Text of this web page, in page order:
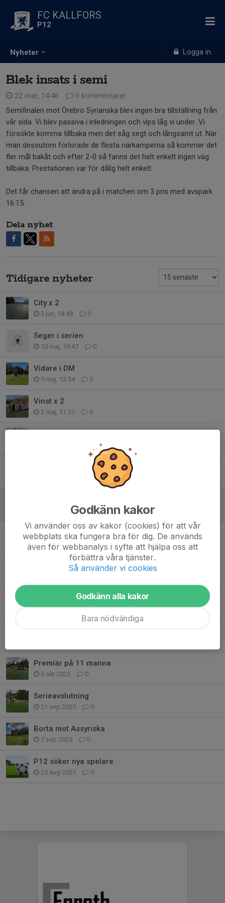
Nyheter Logga in
FC KALLFORS
P12
Blek insats i semi
22 mar, 14:46
0 kommentarer
Semifinalen mot Örebro Syrianska blev ingen bra tillställning från
vår sida. Vi blev passiva i inledningen och vips låg vi under. Vi
försökte komma tillbaka men det såg segt och långsamt ut. När
man dessutom förlorade de flesta närkamperna så kommer det
fler mål bakåt och efter 2-0 så fanns det helt enkelt ingen väg
tillbaka. Prestationen var för dålig helt enkelt.
Det får chansen att ändra på i matchen om 3 pris med avspark
16:15.
Dela nyhet
Tidigare nyheter
City x 2
3 jun, 18:48 0
Seger i serien
10 maj, 19:47 0
Vidare i DM
9 maj, 13:34 0
Vinst x 2
3 maj, 11:31 0
0
22 mar, 14:46 0
Seger i gruppen
21 mar, 18:51 0
Bra start i Karlslundscupen
2026 är igång
9 jan, 18:44 0
Premiär på 11 manna
5 okt 2025 0
Serieavslutning
21 sep 2025 0
Borta mot Assyriska
7 sep 2025 0
P12 söker nya spelare
25 aug 2025 0
Godkänn kakor
Vi använder oss av kakor (cookies) för att vår
webbplats ska fungera bra för dig. De används
även för webbanalys i syfte att hjälpa oss att
förbättra våra tjänster.
Så använder vi cookies
Godkänn alla kakor
Bara nödvändiga